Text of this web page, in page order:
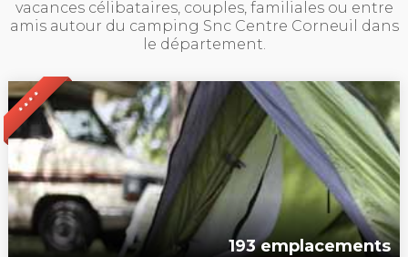
vacances célibataires, couples, familiales ou entre
amis autour du camping Snc Centre Corneuil dans
le département.
* * * *
193 emplacements